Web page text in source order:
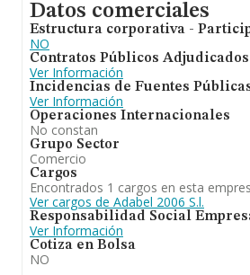
Datos comerciales
Estructura corporativa -
NO
Contratos Públicos Adjudicados
Ver Información
Incidencias de Fuentes
Ver Información
Operaciones Internacionales
No constan
Grupo Sector
Comercio
Cargos
Encontrados 1 cargos en esta
Ver cargos de Adabel 2006 S.l.
Responsabilidad Social
Ver Información
Cotiza en Bolsa
NO